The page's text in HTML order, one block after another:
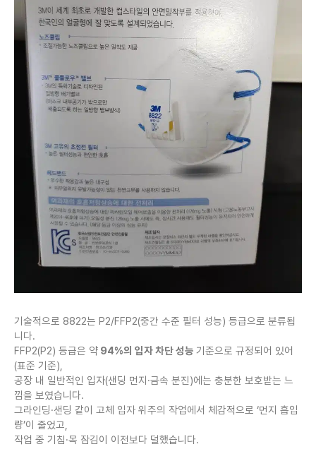
기술적으로 8822는 P2/FFP2(중간 수준 필터 성능) 등급으로 분류됩
니다.
FFP2(P2) 등급은 약 94%의 입자 차단 성능 기준으로 규정되어 있어
(표준 기준),
공장 내 일반적인 입자(샌딩 먼지·금속 분진)에는 충분한 보호받는 느
낌을 보였습니다.
그라인딩·샌딩 같이 고체 입자 위주의 작업에서 체감적으로 ‘먼지 흡입
량’이 줄었고,
작업 중 기침·목 잠김이 이전보다 덜했습니다.